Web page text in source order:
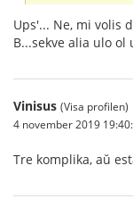
Ups'... Ne, mi volis
B...sekve alia ulo
Vinisus (Visa profilen)
4 november 2019
Tre komplika, aŭ